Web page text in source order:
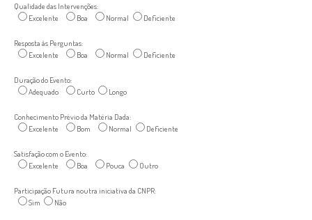
Qualidade das Intervenções:
Excelente
Boa Normal Deficiente
Resposta às Perguntas:
Excelente
Boa Normal Deficiente
Duração do Evento:
Adequado
Curto Longo
Conhecimento Prévio da Matéria Dada:
Excelente
Bom Normal Deficiente
Satisfação com o Evento:
Excelente
Boa Pouca Outro
Participação Futura noutra iniciativa da CNPR:
Sim
Não